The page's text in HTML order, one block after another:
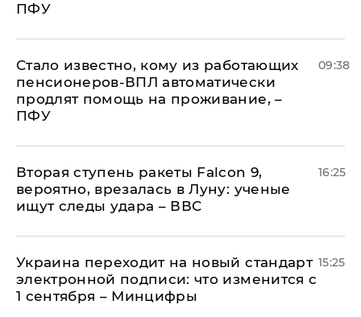
ПФУ
Стало известно, кому из работающих
пенсионеров-ВПЛ автоматически
продлят помощь на проживание, –
ПФУ
09:38
Вторая ступень ракеты Falcon 9,
вероятно, врезалась в Луну: ученые
ищут следы удара – ВВС
16:25
Украина переходит на новый стандарт
электронной подписи: что изменится с
1 сентября – Минцифры
15:25